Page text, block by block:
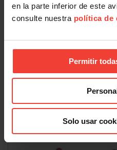
en la parte inferior de este
consulte nuestra política de
Permitir
Solo usar